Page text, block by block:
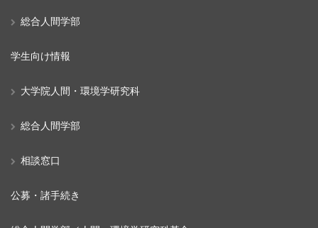
総合人間学部
学生向け情報
大学院人間・環境学研究科
総合人間学部
相談窓口
公募・諸手続き